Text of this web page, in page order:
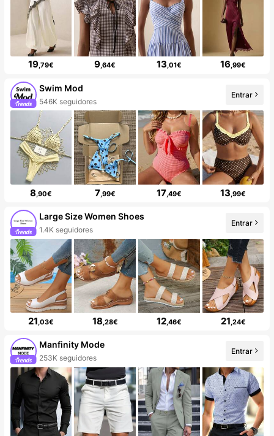
19,79€ 9,64€ 13,01€ 16,99€
Swim Mod
546K seguidores
Entrar
8 ,90€ 7,99€ 17,49€ 13 ,99€
Large Size Women Shoes
1.4K seguidores
Entrar
21 ,03€ 18 ,28€ 12,46€ 21 ,24€
Manfinity Mode
253K seguidores
Entrar